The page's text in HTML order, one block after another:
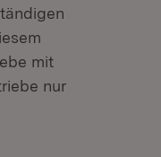
mit
nur